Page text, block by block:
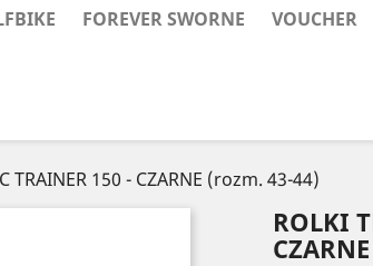
FOREVER SWORNE VOUCHER
TRAINER 150 - CZARNE (rozm. 43-44)
ROLKI